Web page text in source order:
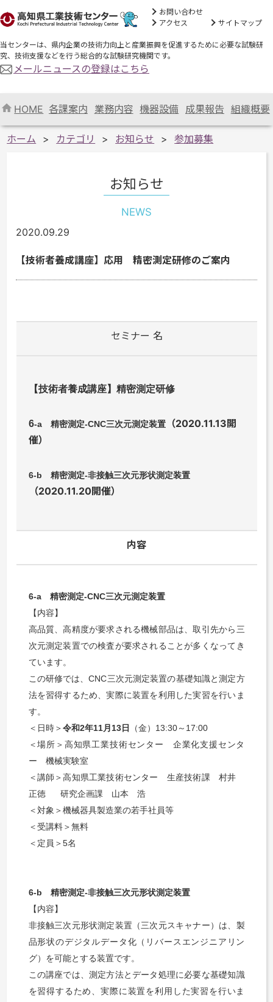
お問い合わせ
アクセス
サイトマップ
当センターは、県内企業の技術力向上と産業振興を促進するために必要な試験研
究、技術支援などを行う総合的な試験研究機関です。
メールニュースの登録はこちら
HOME 各課案内 業務内容 機器設備 成果報告 組織概要
ホーム カテゴリ お知らせ 参加募集
お知らせ
NEWS
2020.09.29
【技術者養成講座】応用 精密測定研修のご案内
セミナー 名
【技術者養成講座】精密測定研修
6-a精密測定-CNC三次元測定装置（2020.11.13開
催）
6-b 精密測定-非接触三次元形状測定装置
（2020.11.20開催）
内容
6-a精密測定-CNC三次元測定装置
【内容】
高品質、高精度が要求される機械部品は、取引先から三
次元測定装置での検査が要求されることが多くなってき
ています。
この研修では、CNC三次元測定装置の基礎知識と測定方
法を習得するため、実際に装置を利用した実習を行いま
す。
＜日時＞令和2年11月 13日 （金） 13:30～ 17:00
＜場所＞高知県工業技術センター 企業化支援センタ
ー 機械実験室
＜講師＞高知県工業技術センター 生産技術課 村井
正徳 研究企画課 山本 浩
＜対象＞機械器具製造業の若手社員等
＜受講料＞無料
＜定員＞5名
6-b 精密測定-非接触三次元形状測定装置
【内容】
非接触三次元形状測定装置（三次元スキャナー）は、製
品形状のデジタルデータ化（リバースエンジニアリン
グ）を可能とする装置です。
この講座では、測定方法とデータ処理に必要な基礎知識
を習得するため、実際に装置を利用した実習を行いま